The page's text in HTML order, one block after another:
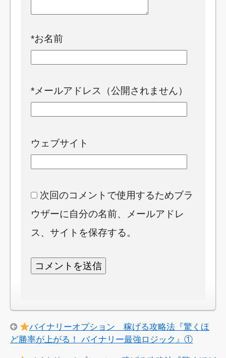
*お名前
*メールアドレス（公開されません）
ウェブサイト
次回のコメントで使用するためブラ
ウザーに自分の名前、メールアドレ
ス、サイトを保存する。
バイナリーオプション 稼げる攻略法『驚くほ
ど勝率が上がる！ バイナリー最強ロジック』①